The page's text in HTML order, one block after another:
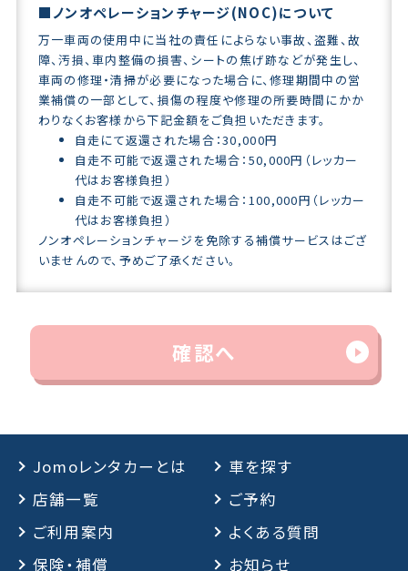
■ノンオペレーションチャージ(NOC)について
万一車両の使用中に当社の責任によらない事故、盗難、故
障、汚損、車内整備の損害、シートの焦げ跡などが発生し、
車両の修理・清掃が必要になった場合に、修理期間中の営
業補償の一部として、損傷の程度や修理の所要時間にかか
わりなくお客様から下記金額をご負担いただきます。
自走にて返還された場合：30,000円
自走不可能で返還された場合：50,000円（レッカー
代はお客様負担）
自走不可能で返還された場合：100,000円（レッカー
代はお客様負担）
ノンオペレーションチャージを免除する補償サービスはござ
いませんので、予めご了承ください。
確認へ
Jomoレンタカーとは
車を探す
店舗一覧
ご予約
ご利用案内
よくある質問
保険・補償
お知らせ